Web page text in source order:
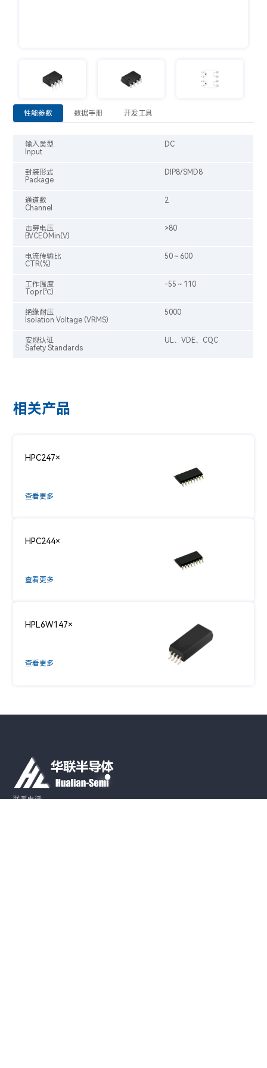
性能参数 数据手册 开发工具
输入类型
Input
DC
封装形式
Package
DIP8/SMD8
通道数
Channel
2
击穿电压
BVCEOMin(V)
>80
电流传输比
CTR(%)
50～600
工作温度
Topr(℃)
-55～110
绝缘耐压
Isolation Voltage (VRMS)
5000
安规认证
Safety Standards
UL、VDE、CQC
相关产品
HPC247×
查看更多
HPC244×
查看更多
HPL6W147×
查看更多
联系电话